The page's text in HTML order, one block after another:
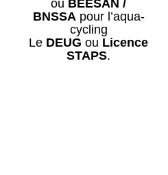
ou BEESAN /
BNSSApour l’aqua-
cycling
Le DEUG ou Licence
STAPS.